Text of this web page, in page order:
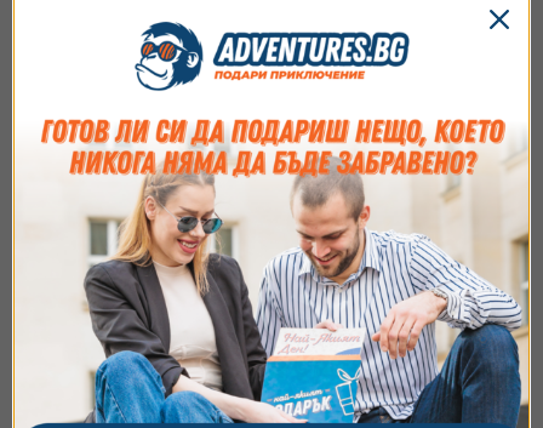
Картинг приключение с много адреналин
край Бургас
Съгласие Подробности Относно
Ние използваме бисквитки. Използваме
бисквитки и подобни технологии, за да осигурим
работата на уебсайта, да подобрим
изживяването ви, да анализираме използването
на сайта и да ви показваме персонализирано
съдържание и реклами. Можете да приемете